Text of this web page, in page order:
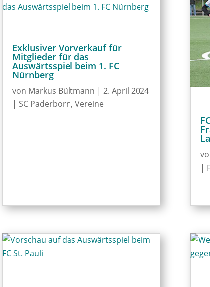
Exklusiver Vorverkauf für
Mitglieder für das
Auswärtsspiel beim 1. FC
Nürnberg
von Markus Bültmann | 2. April 2024
| SC Paderborn, Vereine
|